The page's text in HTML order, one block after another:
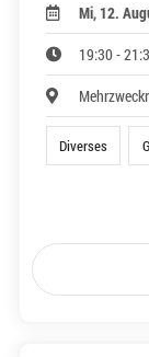
Mi, 12.
19:30 -
Diverses